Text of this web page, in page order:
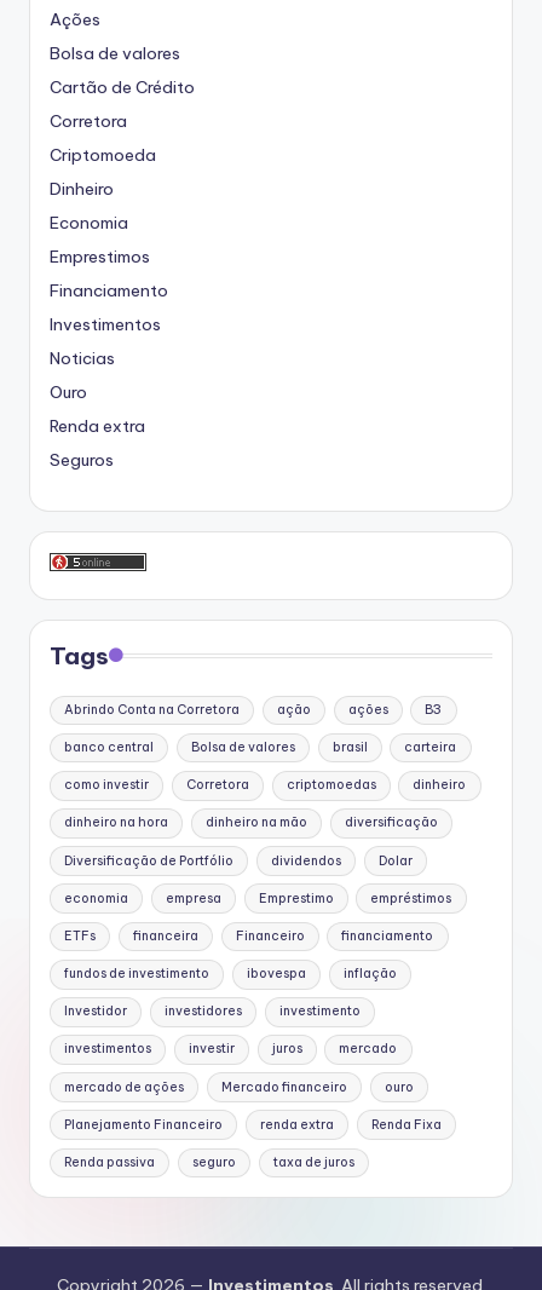
Ações
Bolsa de valores
Cartão de Crédito
Corretora
Criptomoeda
Dinheiro
Economia
Emprestimos
Financiamento
Investimentos
Noticias
Ouro
Renda extra
Seguros
Tags
Abrindo Conta na Corretora ação ações B3
banco central Bolsa de valores brasil carteira
como investir Corretora criptomoedas dinheiro
dinheiro na hora dinheiro na mão diversificação
Diversificação de Portfólio dividendos Dolar
economia empresa Emprestimo empréstimos
ETFs financeira Financeiro financiamento
fundos de investimento ibovespa inflação
Investidor investidores investimento
investimentos investir juros mercado
mercado de ações Mercado financeiro ouro
Planejamento Financeiro renda extra Renda Fixa
Renda passiva seguro taxa de juros
Copyright 2026 — Investimentos . All rights reserved.